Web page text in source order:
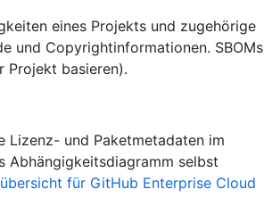
eines Projekts und zugehörige
und Copyrightinformationen. SBOMs
Projekt basieren).
Lizenz- und Paketmetadaten im
Abhängigkeitsdiagramm selbst
für GitHub Enterprise Cloud